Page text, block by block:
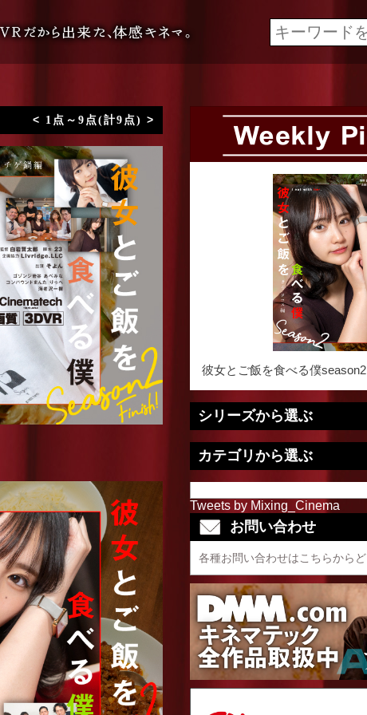
VR専門 短編映画メーカー
< 1点～9点(計9点) >
彼女とご飯を食べる僕
シリーズから選ぶ
カテゴリから選ぶ
Tweets by Mixing_Cinema
お問い合わせ
各種お問い合わせはこちらからど